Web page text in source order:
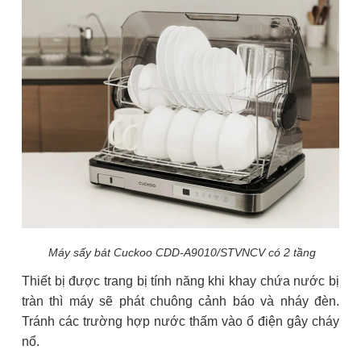
Máy sấy bát Cuckoo CDD-A9010/STVNCV có 2 tầng
Thiết bị được trang bị tính năng khi khay chứa nước bị
tràn thì máy sẽ phát chuông cảnh báo và nháy đèn.
Tránh các trường hợp nước thấm vào ổ điện gây cháy
nổ.